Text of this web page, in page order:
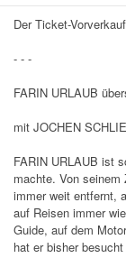
Der Ticket-
- - -
FARIN URLAUB
mit JOCHEN
FARIN URLAUB ist
machte. Von
immer weit entfernt,
auf Reisen immer
Guide, auf dem
hat er bisher